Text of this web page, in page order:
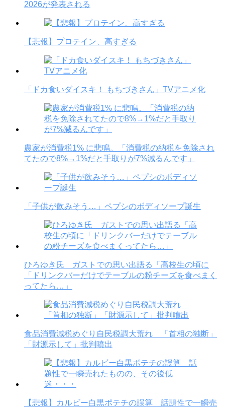
2026が発表される
【悲報】プロテイン、高すぎる
「ドカ食いダイスキ！ もちづきさん」TVアニメ化
農家が消費税1% に悲鳴。「消費税の納税を免除され
てたので8%→1%だと手取りが7%減るんです」
「子供が飲みそう…」ペプシのボディソープ誕生
ひろゆき氏 ガストでの思い出語る「高校生の頃に
「ドリンクバーだけでテーブルの粉チーズを食べまく
ってたら…」
食品消費減税めぐり自民税調大荒れ 「首相の独断」
「財源示して」批判噴出
【悲報】カルビー白黒ポテチの誤算 話題性で一瞬売